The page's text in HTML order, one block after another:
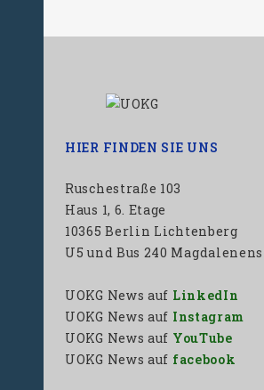
HIER FINDEN SIE UNS
Ruschestraße 103
Haus 1, 6. Etage
10365 Berlin Lichtenberg
U5 und Bus 240
UOKG News auf LinkedIn
UOKG News auf Instagram
UOKG News auf YouTube
UOKG News auf facebook